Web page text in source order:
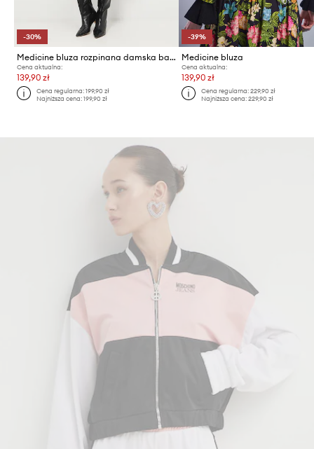
-30%
Medicine bluza rozpinana damska bawełniana
Cena aktualna:
139,90 zł
Cena regularna:199,90 zł
Najniższa cena:199,90 zł
-39%
Medicine bluza
Cena aktualna:
139,90 zł
Cena regularna: 229,90 zł
Najniższa cena: 229,90 zł